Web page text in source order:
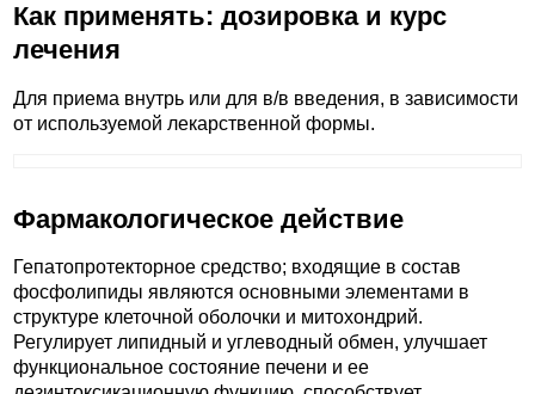
Как применять: дозировка и курс
лечения
Для приема внутрь или для в/в введения, в зависимости
от используемой лекарственной формы.
Фармакологическое действие
Гепатопротекторное средство; входящие в состав
фосфолипиды являются основными элементами в
структуре клеточной оболочки и митохондрий.
Регулирует липидный и углеводный обмен, улучшает
функциональное состояние печени и ее